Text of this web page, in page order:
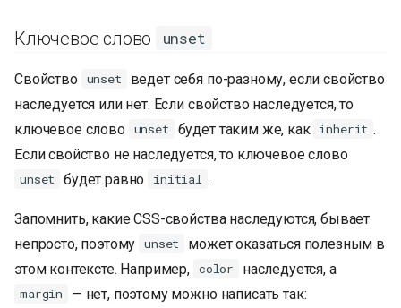
Ключевое слово unset
Свойство unset
ведет себя по-разному, если свойство
наследуется или нет. Если свойство наследуется, то
ключевое слово unset будет таким же, как inherit .
Если свойство не наследуется, то ключевое слово
unset будет равно initial .
Запомнить, какие CSS-свойства наследуются, бывает
непросто, поэтому unset
может оказаться полезным в
этом контексте. Например, color наследуется, а
margin — нет, поэтому можно написать так: